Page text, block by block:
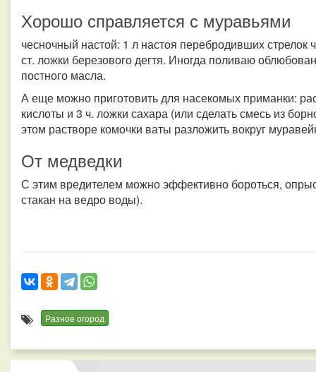
Хорошо справляется с муравьями
чесночный настой: 1 л настоя перебродивших
ст. ложки березового дегтя. Иногда поливаю
постного масла.
А еще можно приготовить для насекомых приманки:
кислоты и 3 ч. ложки сахара (или сделать смесь из
этом растворе комочки ваты разложить вокруг
От медведки
С этим вредителем можно эффективно бороться,
стакан на ведро воды).
Разное огород